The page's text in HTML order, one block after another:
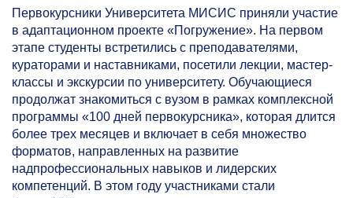
Первокурсники Университета МИСИС приняли участие
в адаптационном проекте «Погружение». На первом
этапе студенты встретились с преподавателями,
кураторами и наставниками, посетили лекции, мастер-
классы и экскурсии по университету. Обучающиеся
продолжат знакомиться с вузом в рамках комплексной
программы «100 дней первокурсника», которая длится
более трех месяцев и включает в себя множество
форматов, направленных на развитие
надпрофессиональных навыков и лидерских
компетенций. В этом году участниками стали